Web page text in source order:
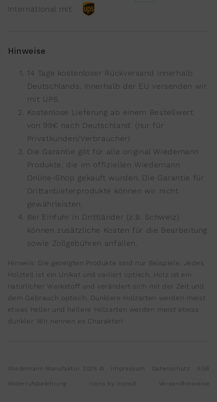
International mit
Hinweise
14 Tage kostenloser Rückversand innerhalb
Deutschlands. Innerhalb der EU versenden wir
mit UPS.
Kostenlose Lieferung ab einem Bestellwert
von 99€ nach Deutschland. (nur für
Privatkunden/Verbraucher)
Die Garantie gilt für alle original Wiedemann
Produkte, die im offiziellen Wiedemann
Online-Shop gekauft wurden. Die Garantie für
Drittanbieterprodukte können wir nicht
gewährleisten.
Bei Einfuhr in Drittländer (z.B. Schweiz)
können zusätzliche Kosten für die Bearbeitung
sowie Zollgebühren anfallen.
Hinweis: Die gezeigten Produkte sind nur Beispiele. Jedes
Holzteil ist ein Unikat und variiert optisch. Holz ist ein
natürlicher Werkstoff und verändert sich mit der Zeit und
dem Gebrauch optisch. Dunklere Holzarten werden meist
etwas heller und hellere Holzarten werden meist etwas
dunkler. Wir nennen es Charakter!
Wiedemann Manufaktur 2025 © Impressum Datenschutz AGB
Widerrufsbelehrung Icons by Icons8 Versandhinweise